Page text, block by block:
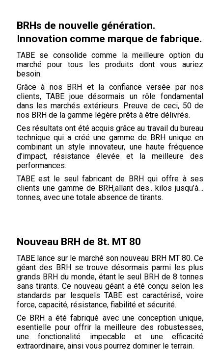
BRHs de nouvelle génération.
Innovation comme marque de fabrique.
TABE se consolide comme la meilleure option du
marché pour tous les produits dont vous auriez
besoin.
Grâce à nos BRH et la confiance versée par nos
clients, TABE joue désormais un rôle fondamental
dans les marchés extérieurs. Preuve de ceci, 50 de
nos BRH de la gamme légère prêts à être délivrés.
Ces résultats ont été acquis grâce au travail du bureau
technique qui a créé une gamme de BRH unique en
combinant un style innovateur, une haute fréquence
d’impact, résistance élevée et la meilleure des
performances.
TABE est le seul fabricant de BRH qui offre à ses
clients une gamme de BRH,allant des.. kilos jusqu’à…
tonnes, avec une totale absence de tirants.
Nouveau BRH de 8t. MT 80
TABE lance sur le marché son nouveau BRH MT 80. Ce
géant des BRH se trouve désormais parmi les plus
grands BRH du monde, étant le seul BRH de 8 tonnes
sans tirants. Ce nouveau géant a été conçu selon les
standards par lesquels TABE est caractérisé, voire
force, capacité, résistance, fiabilité et sécurité.
Ce BRH a été fabriqué avec une conception unique,
esentielle pour offrir la meilleure des robustesses,
une fonctionalité impecable et une efficacité
extraordinaire, ainsi vous pourrez dominer le terrain.